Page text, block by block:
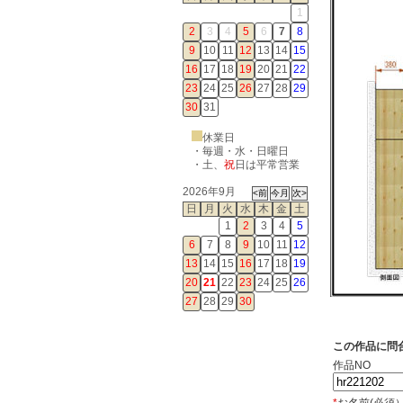
1
2
3 4 5 6 7
8
9
10 11 12 13 14 15
16 17 18 19 20 21 22
23 24 25 26 27 28 29
30 31
休業日
・毎週・水・日曜日
・ 土、 祝日は平常営業
2026年9月
日
月 火 水 木 金
土
1
2 3 4
5
6
7 8 9 10 11 12
13 14 15 16 17 18 19
20 21 22 23 24 25 26
27 28 29 30
この作品に問
作品NO